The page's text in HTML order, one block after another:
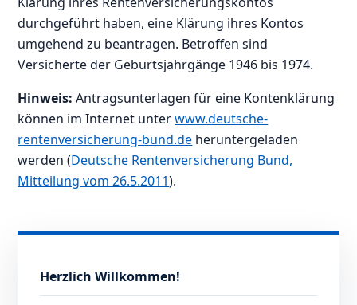
durchgeführt haben, eine Klärung ihres Kontos
umgehend zu beantragen. Betroffen sind
Versicherte der Geburtsjahrgänge 1946 bis 1974.
Hinweis: Antragsunterlagen für eine Kontenklärung
können im Internet unterwww.deutsche-
rentenversicherung-bund.de heruntergeladen
werden (Deutsche Rentenversicherung Bund,
Mitteilung vom 26.5.2011).
Herzlich Willkommen!